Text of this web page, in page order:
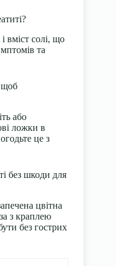
вміст солі, що
та
щоб
або
ложки в
це з
без шкоди для
цвітна
з краплею
без гострих